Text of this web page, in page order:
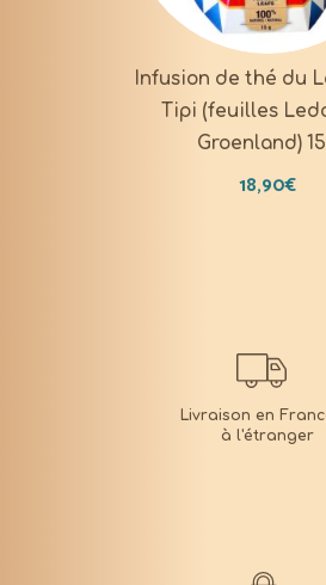
Infusion de thé du
Tipi (feuilles
Groenland)
18,90€